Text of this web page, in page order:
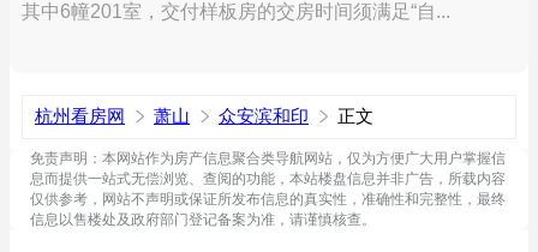
其中6幢201室，交付样板房的交房时间须满足“自...
杭州看房网 萧山 众安滨和印 正文
免责声明：本网站作为房产信息聚合类导航网站，仅为方便广大用户掌握信
息而提供一站式无偿浏览、查阅的功能，本站楼盘信息并非广告，所载内容
仅供参考，网站不声明或保证所发布信息的真实性，准确性和完整性，最终
信息以售楼处及政府部门登记备案为准，请谨慎核查。